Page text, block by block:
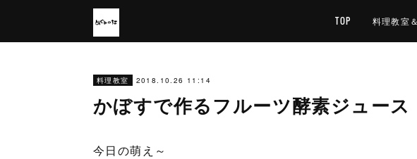
TOP 料理教室
料理教室 2018.10.26 11:14
かぼすで作るフルーツ酵素ジュース
今日の萌え～